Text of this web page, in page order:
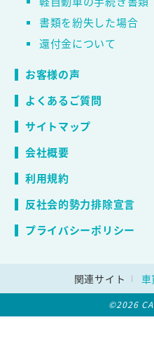
書類を紛失した場合
還付金について
お客様の声
よくあるご質問
サイトマップ
会社概要
利用規約
反社会的勢力排除宣言
プライバシーポリシー
関連サイト 車
©2026